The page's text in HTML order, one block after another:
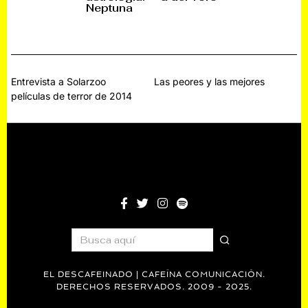
Neptuna
Navegación
de
entradas
Entrevista a Solarzoo
Las peores y las mejores
películas de terror de 2014
EL DESCAFEINADO | CAFEÍNA COMUNICACIÓN.
DERECHOS RESERVADOS. 2009 - 2025.